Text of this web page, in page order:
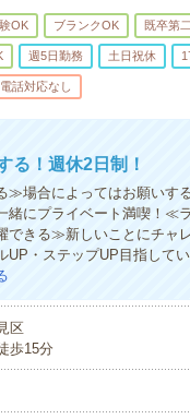
OK ブランクOK 既卒第
週5日勤務 土日祝休
電話対応なし
る！週休2日制！
≫場合によってはお願いす
緒にプライベート満喫！≪
きる≫新しいことにチャ
UP・ステップUP目指し
区
歩15分